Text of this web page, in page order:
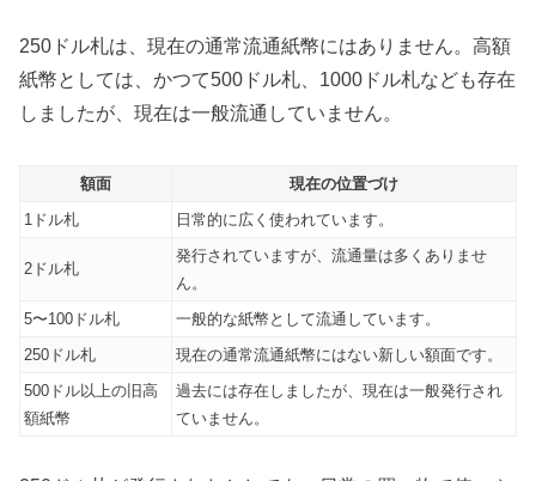
250ドル札は、現在の通常流通紙幣にはありません。高額
紙幣としては、かつて500ドル札、1000ドル札なども存在
しましたが、現在は一般流通していません。
額面
現在の位置づけ
1ドル札
日常的に広く使われています。
2ドル札
発行されていますが、流通量は多くありませ
ん。
5〜100ドル札
一般的な紙幣として流通しています。
250ドル札
現在の通常流通紙幣にはない新しい額面です。
500ドル以上の旧高
額紙幣
過去には存在しましたが、現在は一般発行され
ていません。